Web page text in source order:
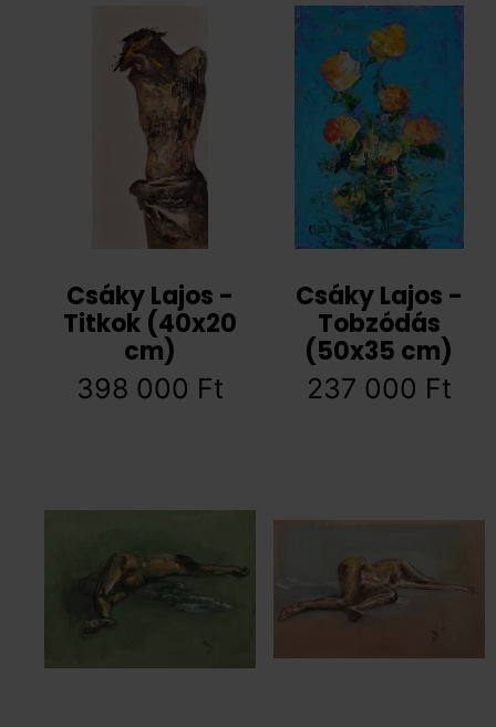
Csáky Lajos -
Titkok (40x20
cm)
398 000 Ft
Csáky Lajos -
Tobzódás
(50x35 cm)
237 000 Ft